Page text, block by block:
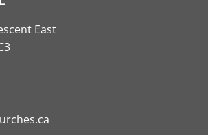
East